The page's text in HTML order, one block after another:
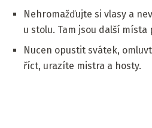
Nehromažďujte si vlasy a
u stolu. Tam jsou další místa
Nucen opustit svátek,
říct, urazíte mistra a hosty.